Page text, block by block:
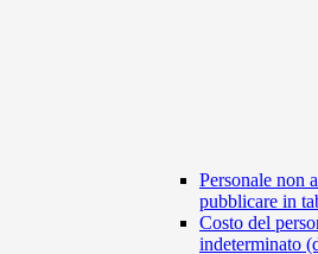
Personale non
pubblicare in
Costo del
indeterminato